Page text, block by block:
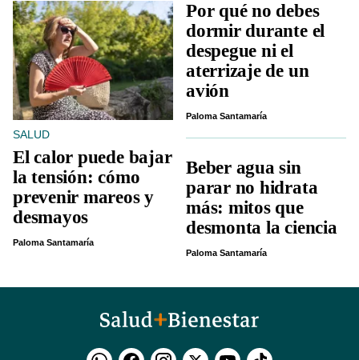
SALUD
El calor puede bajar
la tensión: cómo
prevenir mareos y
desmayos
Paloma Santamaría
Por qué no debes
dormir durante el
despegue ni el
aterrizaje de un
avión
Paloma Santamaría
Beber agua sin
parar no hidrata
más: mitos que
desmonta la ciencia
Paloma Santamaría